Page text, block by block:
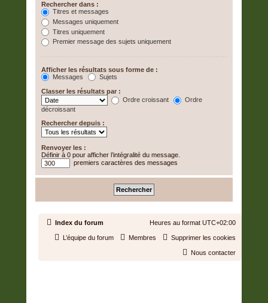
Rechercher dans :
Titres et messages
Messages uniquement
Titres uniquement
Premier message des sujets uniquement
Afficher les résultats sous forme de :
Messages
Sujets
Classer les résultats par :
Ordre croissant
Ordre
décroissant
Rechercher depuis :
Renvoyer les :
Définir à 0 pour afficher l’intégralité du message.
premiers caractères des messages
Index du forum Heures au format UTC+02:00
Supprimer les cookies
Membres
L’équipe du forum
Nous contacter